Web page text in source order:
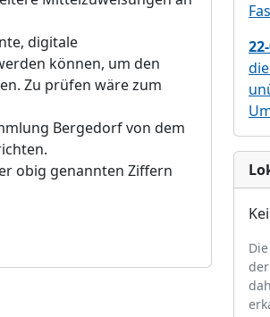
digitale
können, um den
Zu prüfen wäre zum
Bergedorf von dem
obig genannten Ziffern